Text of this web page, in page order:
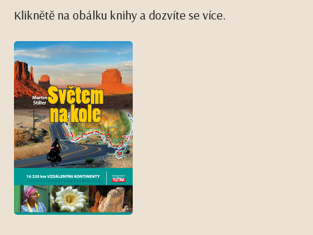
Kliknětě na obálku knihy a dozvíte se více.